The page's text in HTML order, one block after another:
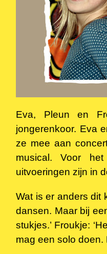
Eva, Pleun en
jongerenkoor. Eva
ze mee aan
musical. Voor
uitvoeringen zijn in
Wat is er anders dit
dansen. Maar bij
stukjes.’ Froukje:
mag een solo doen.